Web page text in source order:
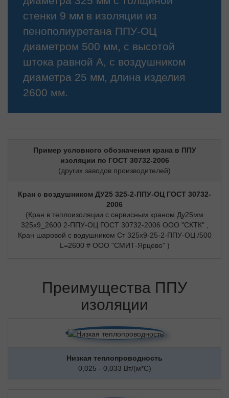
стенки 9 мм в изоляции из
пенополиуретана ППУ-ОЦ
диаметром 500 мм, с высотой
штока равной А, с воздушником
диаметра 25 мм, длина изделия
2600 мм.
Пример условного обозначения крана в ППУ
изоляции по ГОСТ 30732-2006
(других заводов производителей)
Кран с воздушником ДУ25 325-2-ППУ-ОЦ ГОСТ 30732-
2006
(Кран в теплоизоляции с сервисным краном Ду25мм
325х9_2600 2-ППУ-ОЦ ГОСТ 30732-2006 ООО "СКТК" ,
Кран шаровой с водушником Ст 325х9-25-2-ППУ-ОЦ /500
L=2600 # ООО "СМИТ-Ярцево" )
Преимущества ППУ
изоляции
Низкая теплопроводность
0,025 - 0,033 Вт/(м*С)